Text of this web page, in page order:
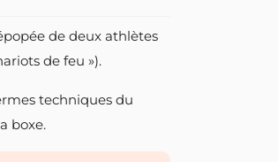
de deux athlètes
de feu »).
techniques du
boxe.